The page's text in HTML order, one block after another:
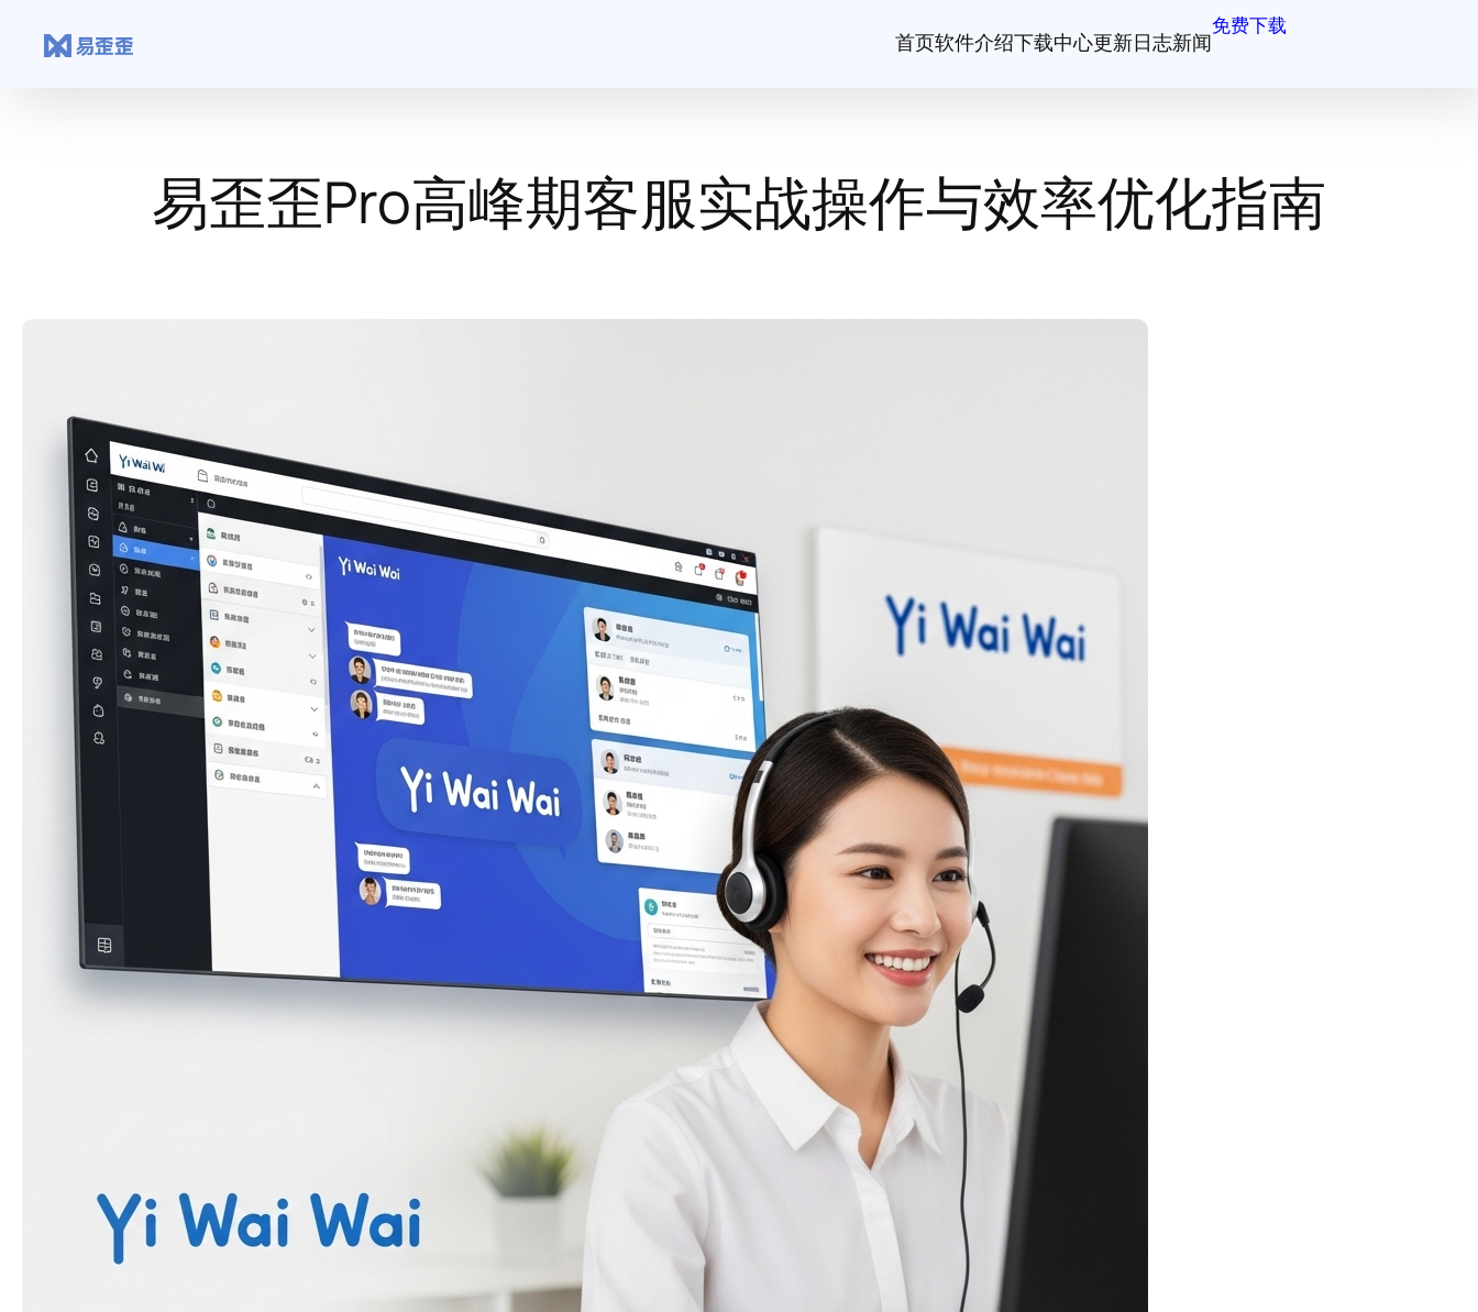
首页软件介绍下载中心更新日志新闻
免费下载
易歪歪Pro高峰期客服实战操作与效率优化指南